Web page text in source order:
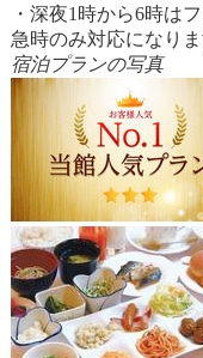
・深夜1時から6時は
急時のみ対応になりま
宿泊プランの写真